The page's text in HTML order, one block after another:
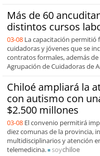
Más de 60
distintos cursos
03-08 La capacitación
cuidadoras y jóvenes que se
contratos formales, además
Agrupación de Cuidadoras de
Chiloé ampliará la
con autismo con
$2.500 millones
03-08 El convenio permitirá
diez comunas de la provincia,
multidisciplinarios y atención
telemedicina.
soychiloe